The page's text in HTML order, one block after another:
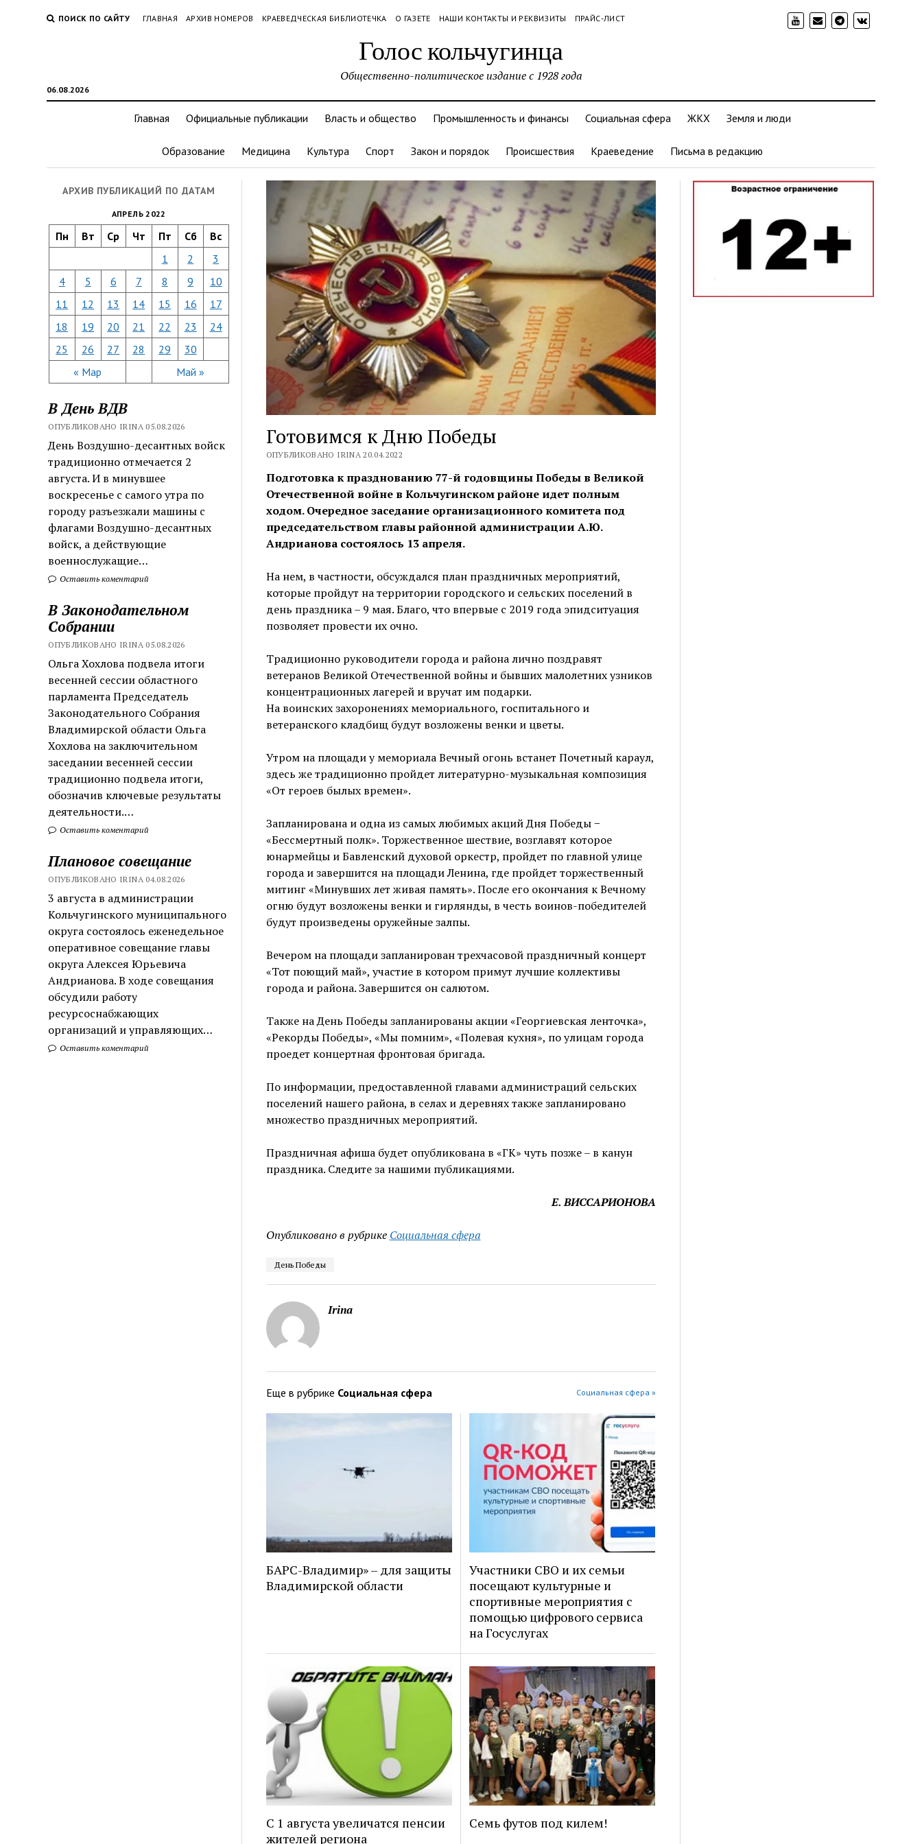
ПОИСК ПО САЙТУ ГЛАВНАЯ АРХИВ НОМЕРОВ КРАЕВЕДЧЕСКАЯ БИБЛИОТЕЧКА О ГАЗЕТЕ НАШИ КОНТАКТЫ И РЕКВИЗИТЫ ПРАЙС-ЛИСТ
Голос кольчугинца
06.08.2026
Общественно-политическое издание с 1928 года
Главная Официальные публикации Власть и общество Промышленность и финансы Социальная сфера ЖКХ Земля и люди
Образование Медицина Культура Спорт Закон и порядок Происшествия Краеведение Письма в редакцию
АРХИВ ПУБЛИКАЦИЙ ПО ДАТАМ
АПРЕЛЬ 2022
Пн Вт Ср Чт Пт Сб Вс
« Мар Май »
1 2
3
4
5 6 7 8 9
10
11
12 13 14 15 16
17
18
19 20 21 22 23
24
25
26 27 28 29 30
В День ВДВ
ОПУБЛИКОВАНО IRINA 05.08.2026
День Воздушно-десантных войск
традиционно отмечается 2
августа. И в минувшее
воскресенье с самого утра по
городу разъезжали машины с
флагами Воздушно-десантных
войск, а действующие
военнослужащие…
Оставить коментарий
В Законодательном
Собрании
ОПУБЛИКОВАНО IRINA 05.08.2026
Ольга Хохлова подвела итоги
весенней сессии областного
парламента Председатель
Законодательного Собрания
Владимирской области Ольга
Хохлова на заключительном
заседании весенней сессии
традиционно подвела итоги,
обозначив ключевые результаты
деятельности.…
Оставить коментарий
Плановое совещание
ОПУБЛИКОВАНО IRINA 04.08.2026
3 августа в администрации
Кольчугинского муниципального
округа состоялось еженедельное
оперативное совещание главы
округа Алексея Юрьевича
Андрианова. В ходе совещания
обсудили работу
ресурсоснабжающих
организаций и управляющих…
Оставить коментарий
Готовимся к Дню Победы
ОПУБЛИКОВАНО IRINA 20.04.2022
Подготовка к празднованию 77-й годовщины Победы в Великой
Отечественной войне в Кольчугинском районе идет полным
ходом. Очередное заседание организационного комитета под
председательством главы районной администрации А.Ю.
Андрианова состоялось 13 апреля.
На нем, в частности, обсуждался план праздничных мероприятий,
которые пройдут на территории городского и сельских поселений в
день праздника – 9 мая. Благо, что впервые с 2019 года эпидситуация
позволяет провести их очно.
Традиционно руководители города и района лично поздравят
ветеранов Великой Отечественной войны и бывших малолетних узников
концентрационных лагерей и вручат им подарки.
На воинских захоронениях мемориального, госпитального и
ветеранского кладбищ будут возложены венки и цветы.
Утром на площади у мемориала Вечный огонь встанет Почетный караул,
здесь же традиционно пройдет литературно-музыкальная композиция
«От героев былых времен».
Запланирована и одна из самых любимых акций Дня Победы −
«Бессмертный полк». Торжественное шествие, возглавят которое
юнармейцы и Бавленский духовой оркестр, пройдет по главной улице
города и завершится на площади Ленина, где пройдет торжественный
митинг «Минувших лет живая память». После его окончания к Вечному
огню будут возложены венки и гирлянды, в честь воинов-победителей
будут произведены оружейные залпы.
Вечером на площади запланирован трехчасовой праздничный концерт
«Тот поющий май», участие в котором примут лучшие коллективы
города и района. Завершится он салютом.
Также на День Победы запланированы акции «Георгиевская ленточка»,
«Рекорды Победы», «Мы помним», «Полевая кухня», по улицам города
проедет концертная фронтовая бригада.
По информации, предоставленной главами администраций сельских
поселений нашего района, в селах и деревнях также запланировано
множество праздничных мероприятий.
Праздничная афиша будет опубликована в «ГК» чуть позже – в канун
праздника. Следите за нашими публикациями.
Е. ВИССАРИОНОВА
Опубликовано в рубрике Социальная сфера
День Победы
Irina
Еще в рубрике Социальная сфера Социальная сфера »
БАРС-Владимир» – для защиты
Владимирской области
Участники СВО и их семьи
посещают культурные и
спортивные мероприятия с
помощью цифрового сервиса
на Госуслугах
С 1 августа увеличатся пенсии
жителей региона
Семь футов под килем!